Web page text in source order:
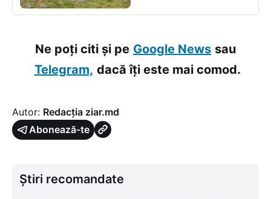
Ne poți citi și pe Google News sau
Telegram, dacă îți este mai comod.
Autor: Redacția ziar.md
Abonează-te
Știri recomandate